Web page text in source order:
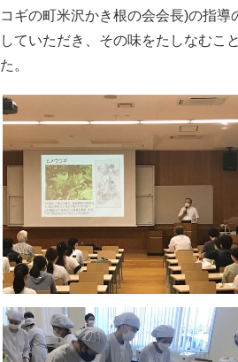
コギの町米沢かき根の会会長)の指導
していただき、その味をたしなむこ
た。